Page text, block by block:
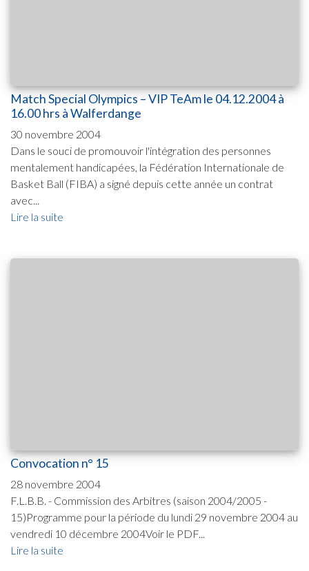
Match Special Olympics – VIP TeAm le 04.12.2004 à
16.00 hrs à Walferdange
30 novembre 2004
Dans le souci de promouvoir l'intégration des personnes
mentalement handicapées, la Fédération Internationale de
Basket Ball (FIBA) a signé depuis cette année un contrat
avec...
Lire la suite
Convocation n° 15
28 novembre 2004
F.L.B.B. - Commission des Arbitres (saison 2004/2005 -
15)Programme pour la période du lundi 29 novembre 2004 au
vendredi 10 décembre 2004Voir le PDF...
Lire la suite